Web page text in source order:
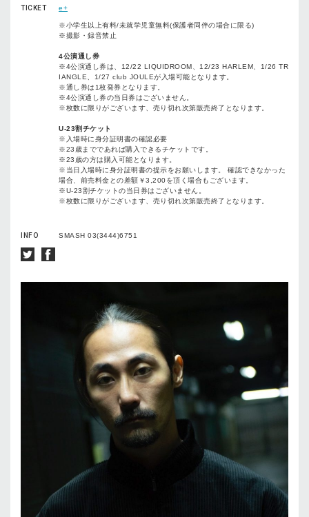
TICKET
e+
※小学生以上有料/未就学児童無料(保護者同伴の場合に限る)
※撮影・録音禁止
4公演通し券
※4公演通し券は、12/22 LIQUIDROOM、12/23 HARLEM、1/26 TR
IANGLE、1/27 club JOULEが入場可能となります。
※通し券は1枚発券となります。
※4公演通し券の当⽇券はございません。
※枚数に限りがございます、売り切れ次第販売終了となります。
U-23割チケット
※⼊場時に⾝分証明書の確認必要
※23歳までであれば購⼊できるチケットです。
※23歳の⽅は購⼊可能となります。
※当⽇⼊場時に⾝分証明書の提⽰をお願いします。 確認できなかった
場合、前売料⾦との差額￥3,200を頂く場合もございます。
※U-23割チケットの当⽇券はございません。
※枚数に限りがございます、売り切れ次第販売終了となります。
INFO SMASH 03(3444)6751